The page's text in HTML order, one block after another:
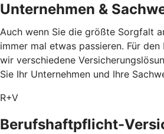
Unternehmen &
Auch wenn Sie die größte Sorgfalt
immer mal etwas passieren. Für den
wir verschiedene
Sie Ihr Unternehmen und Ihre
R+V
Berufshaftpflicht-